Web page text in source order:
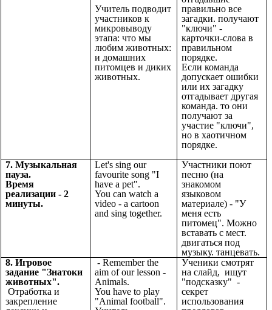
Учитель подводит
участников к
микровыводу
этапа: что мы
любим животных:
и домашних
питомцев и диких
животных.
правильно все
загадки. получают
"ключи" -
карточки-слова в
правильном
порядке.
Если команда
допускает ошибки
или их загадку
отгадывает другая
команда. то они
получают за
участие "ключи",
но в хаотичном
порядке.
7. Музыкальная
пауза.
Время
реализации - 2
минуты.
Let's sing our
favourite song "I
have a pet".
You can watch a
video - a cartoon
and sing together.
Участники поют
песню (на
знакомом
языковом
материале) - "У
меня есть
питомец". Можно
вставать с мест.
двигаться под
музыку. танцевать.
8. Игровое
задание "Знатоки
животных".
Отработка и
закрепление
- Remember the
aim of our lesson -
Animals.
You have to play
"Animal football".
Ученики смотрят
на слайд, ищут
"подсказку" -
секрет
использования